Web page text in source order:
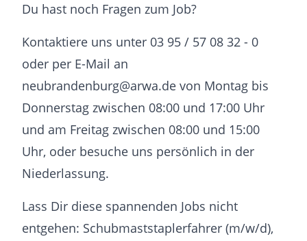
Du hast noch Fragen zum Job?
Kontaktiere uns unter 03 95 / 57 08 32 - 0
oder per E-Mail an
neubrandenburg@arwa.de von Montag bis
Donnerstag zwischen 08:00 und 17:00 Uhr
und am Freitag zwischen 08:00 und 15:00
Uhr, oder besuche uns persönlich in der
Niederlassung.
Lass Dir diese spannenden Jobs nicht
entgehen: Schubmaststaplerfahrer (m/w/d),